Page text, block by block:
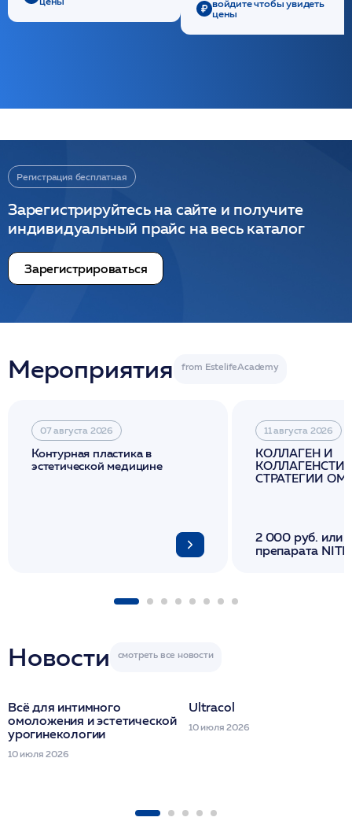
войдите чтобы увидеть
цены
Регистрация бесплатная
Зарегистрируйтесь на сайте и получите
индивидуальный прайс на весь каталог
Зарегистрироваться
Мероприятия
07 августа 2026
Контурная пластика в
эстетической медицине
11 августа 2026
КОЛЛАГЕН И
СТРАТЕГИИ
2 000 руб. или
препарата
Новости
Всё для интимного
омоложения и эстетической
урогинекологии
10 июля 2026
Ultracol
10 июля 2026